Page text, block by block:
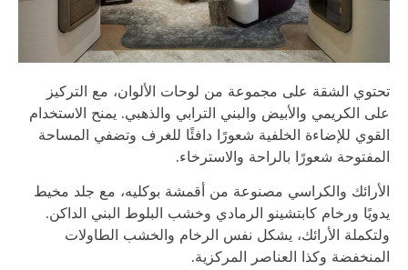
تحتوي الشقة على مجموعة من لوحات الألوان، مع التركيز
على الكريمي والأبيض والبني الترابي والذهبي. يمنح الاستخدام
القوي للإضاءة الخلفية شعورًا دافئًا للغرف وتضفي المساحة
المفتوحة شعورًا بالراحة والاسترخاء.
الأرائك والكراسي مصنوعة من أقمشة بوكليه، مع جلد مخيط
يدويًا ورخام كابتشينو الرمادي وخشب البلوط البني الداكن.
ولتكملة الأرائك، يشكل نفس الرخام والخشب الطاولات
المنخفضة وكذا العناصر المركزية.